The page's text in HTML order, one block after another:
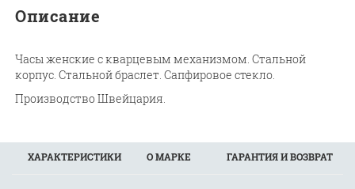
Описание
Часы женские с кварцевым механизмом. Стальной
корпус. Стальной браслет. Сапфировое стекло.
Производство Швейцария.
ХАРАКТЕРИСТИКИ О МАРКЕ ГАРАНТИЯ И ВОЗВРАТ